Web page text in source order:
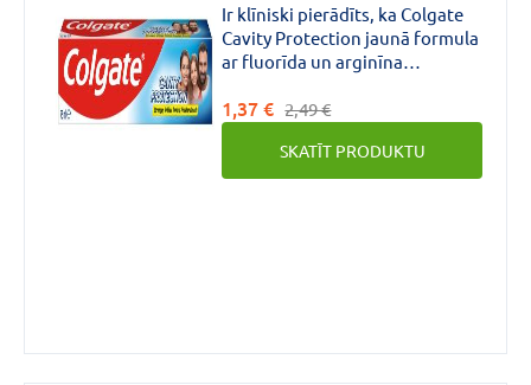
Ir klīniski pierādīts, ka Colgate
Cavity Protection jaunā formula
ar fluorīda un arginīna
padara zobu emalju četrreiz
stiprāku, nodrošinot
aizsardzību pret kariesu,
salīdzinot ar parasto zobu pastu
1,37 € 2,49 €
SKATĪT PRODUKTU